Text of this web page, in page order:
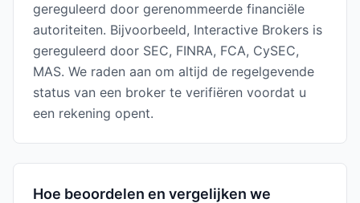
gereguleerd door gerenommeerde financiële
autoriteiten. Bijvoorbeeld, Interactive Brokers is
gereguleerd door SEC, FINRA, FCA, CySEC,
MAS. We raden aan om altijd de regelgevende
status van een broker te verifiëren voordat u
een rekening opent.
Hoe beoordelen en vergelijken we